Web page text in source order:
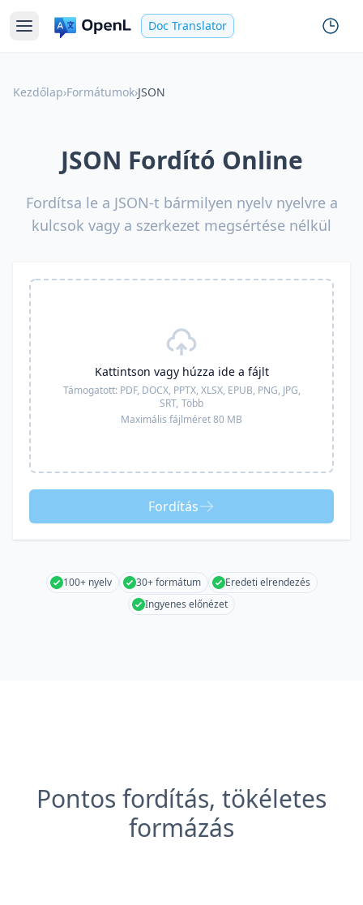
Doc Translator
Kezdőlap›Formátumok›JSON
JSON Fordító Online
Fordítsa le a JSON-t bármilyen nyelv nyelvre a
kulcsok vagy a szerkezet megsértése nélkül
Kattintson vagy húzza ide a fájlt
Támogatott: PDF, DOCX, PPTX, XLSX, EPUB, PNG, JPG,
SRT, Több
Maximális fájlméret 80 MB
Fordítás
100+ nyelv 30+ formátum
Eredeti elrendezés
Ingyenes előnézet
Pontos fordítás, tökéletes
formázás